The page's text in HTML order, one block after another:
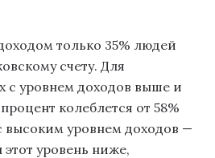
только 35% людей
счету. Для
с уровнем доходов выше и
колеблется от 58%
высоким уровнем доходов —
уровень ниже,